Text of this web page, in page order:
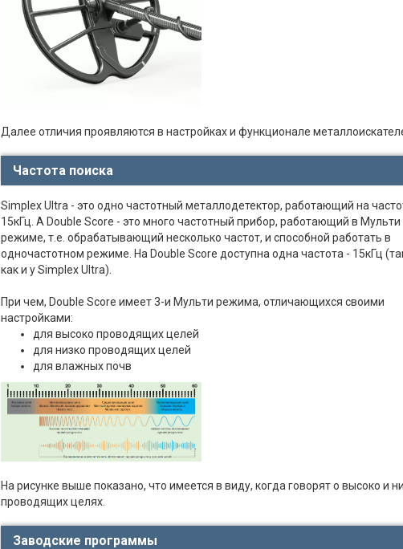
Далее отличия проявляются в настройках и функционале
Частота поиска
Simplex Ultra - это одно частотный металлодетектор, работающий на
15кГц. А Double Score - это много частотный прибор, работающий в Мульти
режиме, т.е. обрабатывающий несколько частот, и способной работать в
одночастотном режиме. На Double Score доступна одна частота - 15кГц
как и у Simplex Ultra).
При чем, Double Score имеет 3-и Мульти режима, отличающихся своими
настройками:
для высоко проводящих целей
для низко проводящих целей
для влажных почв
На рисунке выше показано, что имеется в виду, когда говорят о высоко и
проводящих целях.
Заводские программы